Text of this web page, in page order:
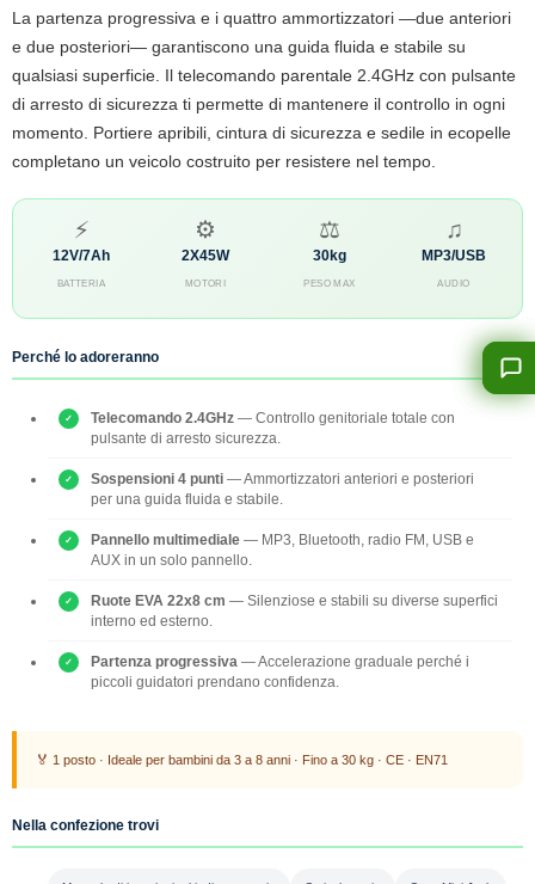
La partenza progressiva e i quattro ammortizzatori —due anteriori
e due posteriori— garantiscono una guida fluida e stabile su
qualsiasi superficie. Il telecomando parentale 2.4GHz con pulsante
di arresto di sicurezza ti permette di mantenere il controllo in ogni
momento. Portiere apribili, cintura di sicurezza e sedile in ecopelle
completano un veicolo costruito per resistere nel tempo.
⚡
12V/7Ah
BATTERIA
⚙
2X45W
MOTORI
⚖
30kg
PESO MAX
♫
MP3/USB
AUDIO
Perché lo adoreranno
Telecomando 2.4GHz — Controllo genitoriale totale con
pulsante di arresto sicurezza.
Sospensioni 4 punti — Ammortizzatori anteriori e posteriori
per una guida fluida e stabile.
Pannello multimediale — MP3, Bluetooth, radio FM, USB e
AUX in un solo pannello.
Ruote EVA 22x8 cm — Silenziose e stabili su diverse superfici
interno ed esterno.
Partenza progressiva — Accelerazione graduale perché i
piccoli guidatori prendano confidenza.
🏅 1 posto · Ideale per bambini da 3 a 8 anni · Fino a 30 kg · CE · EN71
Nella confezione trovi